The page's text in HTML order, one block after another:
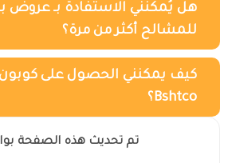
هل يُمكنني الاستفادة بـ عروض
للمشالح أكثر من مرة؟
كيف يمكنني الحصول على
Bshtco؟
تم تحديث هذه الصفحة